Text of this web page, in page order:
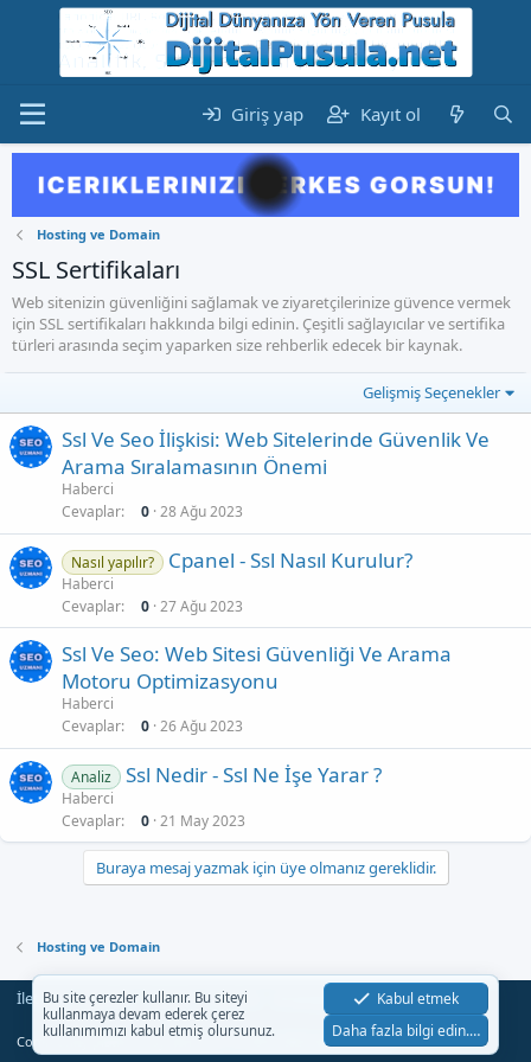
Giriş yap Kayıt ol
Hosting ve Domain
SSL Sertifikaları
Web sitenizin güvenliğini sağlamak ve ziyaretçilerinize güvence vermek
için SSL sertifikaları hakkında bilgi edinin. Çeşitli sağlayıcılar ve sertifika
türleri arasında seçim yaparken size rehberlik edecek bir kaynak.
Gelişmiş Seçenekler
Ssl Ve Seo İlişkisi: Web Sitelerinde Güvenlik Ve
Arama Sıralamasının Önemi
Haberci
Cevaplar
0 28 Ağu 2023
Nasıl yapılır? Cpanel - Ssl Nasıl Kurulur?
Haberci
Cevaplar
0 27 Ağu 2023
Ssl Ve Seo: Web Sitesi Güvenliği Ve Arama
Motoru Optimizasyonu
Haberci
Cevaplar
0 26 Ağu 2023
Analiz Ssl Nedir - Ssl Ne İşe Yarar ?
Haberci
Cevaplar
0 21 May 2023
Buraya mesaj yazmak için üye olmanız gereklidir.
Hosting ve Domain
İletişim Şartlar Gizlilik Yardım
R
S
S
Community platform by XenForo® © 2010-2023 XenForo Ltd.
Bu site çerezler kullanır. Bu siteyi
kullanmaya devam ederek çerez
kullanımımızı kabul etmiş olursunuz.
Kabul etmek
Daha fazla bilgi edin.…